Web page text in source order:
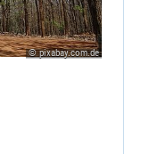
© pixabay.com.de